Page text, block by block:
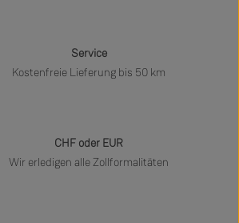
Service
Kostenfreie Lieferung bis 50 km
CHF oder EUR
Wir erledigen alle Zollformalitäten